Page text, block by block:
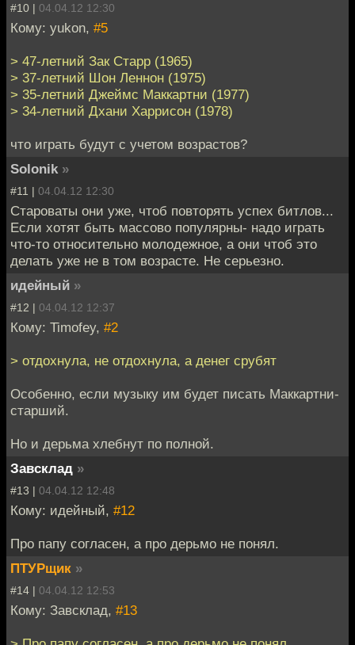
#10 | 04.04.12 12:30
Кому: yukon, #5
> 47-летний Зак Старр (1965)
> 37-летний Шон Леннон (1975)
> 35-летний Джеймс Маккартни (1977)
> 34-летний Дхани Харрисон (1978)
что играть будут с учетом возрастов?
Solonik »
#11 | 04.04.12 12:30
Староваты они уже, чтоб повторять успех битлов...
Если хотят быть массово популярны- надо играть
что-то относительно молодежное, а они чтоб это
делать уже не в том возрасте. Не серьезно.
идейный »
#12 | 04.04.12 12:37
Кому: Timofey, #2
> отдохнула, не отдохнула, а денег срубят
Особенно, если музыку им будет писать Маккартни-
старший.
Но и дерьма хлебнут по полной.
Завсклад »
#13 | 04.04.12 12:48
Кому: идейный, #12
Про папу согласен, а про дерьмо не понял.
ПТУРщик »
#14 | 04.04.12 12:53
Кому: Завсклад, #13